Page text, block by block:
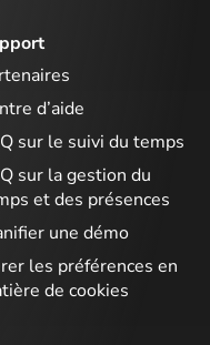
d’aide
sur le suivi du temps
sur la gestion du
et des présences
une démo
les préférences en
de cookies